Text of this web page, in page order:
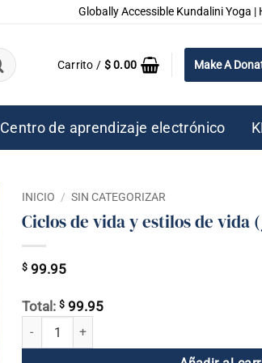
Globally Accessible Kundalini Yoga
Carrito / $0.00 Make A
Centro de aprendizaje electrónico
INICIO / SIN CATEGORIZAR
Ciclos de vida y estilos de vida
$ 99.95
Total: $ 99.95
Ciclos de vida y estilos de vida (juego de 4 DVD)